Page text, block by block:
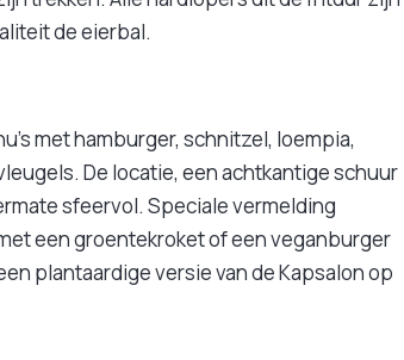
de eierbal.
met hamburger, schnitzel, loempia,
De locatie, een achtkantige schuur
sfeervol. Speciale vermelding
een groentekroket of een veganburger
plantaardige versie van de Kapsalon op